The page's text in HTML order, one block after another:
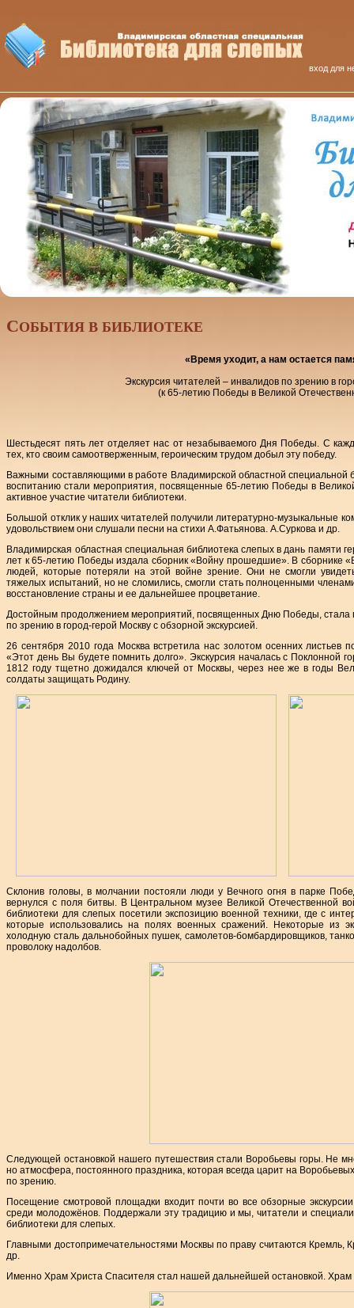
вход для
CОБЫТИЯ В БИБЛИОТЕКЕ
«Время уходит, а нам остается
Экскурсия читателей – инвалидов по зрению в
(к 65-летию Победы в Великой
Шестьдесят пять лет отделяет нас от незабываемого Дня Победы. С
тех, кто своим самоотверженным, героическим трудом добыл эту победу.
Важными составляющими в работе Владимирской областной специальной
воспитанию стали мероприятия, посвященные 65-летию Победы в
активное участие читатели библиотеки.
Большой отклик у наших читателей получили литературно-музыкальные
удовольствием они слушали песни на стихи А.Фатьянова. А.Суркова и др.
Владимирская областная специальная библиотека слепых в дань памяти
лет к 65-летию Победы издала сборник «Войну прошедшие». В сборнике
людей, которые потеряли на этой войне зрение. Они не смогли
тяжелых испытаний, но не сломились, смогли стать полноценными
восстановление страны и ее дальнейшее процветание.
Достойным продолжением мероприятий, посвященных Дню Победы, стала
по зрению в город-герой Москву с обзорной экскурсией.
26 сентября 2010 года Москва встретила нас золотом осенних листьев
«Этот день Вы будете помнить долго». Экскурсия началась с Поклонной
1812 году тщетно дожидался ключей от Москвы, через нее же в годы
солдаты защищать Родину.
Склонив головы, в молчании постояли люди у Вечного огня в парке
вернулся с поля битвы. В Центральном музее Великой Отечественной
библиотеки для слепых посетили экспозицию военной техники, где с
которые использовались на полях военных сражений. Некоторые из
холодную сталь дальнобойных пушек, самолетов-бомбардировщиков,
проволоку надолбов.
Следующей остановкой нашего путешествия стали Воробьевы горы. Не
но атмосфера, постоянного праздника, которая всегда царит на
по зрению.
Посещение смотровой площадки входит почти во все обзорные
среди молодожёнов. Поддержали эту традицию и мы, читатели и
библиотеки для слепых.
Главными достопримечательностями Москвы по праву считаются
др.
Именно Храм Христа Спасителя стал нашей дальнейшей остановкой. Храм